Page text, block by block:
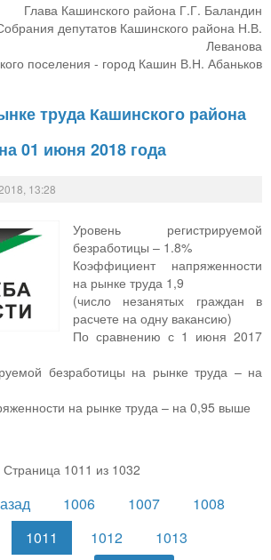
Глава Кашинского района Г.Г. Баландин
депутатов Кашинского района Н.В.
Леванова
поселения - город Кашин В.Н. Абаньков
труда Кашинского района
01 июня 2018 года
13:28
Уровень регистрируемой
безработицы – 1.8%
Коэффициент напряженности
на рынке труда 1,9
(число незанятых граждан в
расчете на одну вакансию)
По сравнению с 1 июня 2017
безработицы на рынке труда – на
на рынке труда – на 0,95 выше
Страница 1011 из 1032
1006 1007
1008
1011 1012
1013